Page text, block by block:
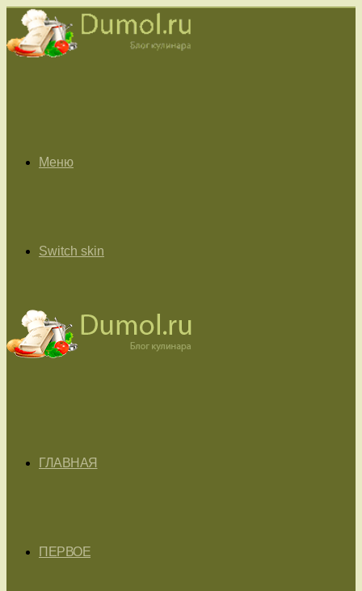
Меню
Switch skin
ГЛАВНАЯ
ПЕРВОЕ